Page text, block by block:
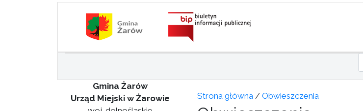
Gmina Żarów
Urząd Miejski w Żarowie
Strona główna / Obwieszczenia